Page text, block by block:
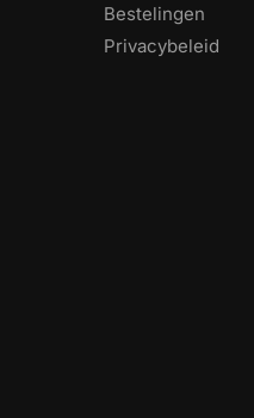
Bestelingen
Privacybeleid